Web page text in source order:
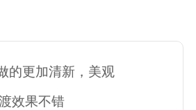
的更加清新，美观
效果不错